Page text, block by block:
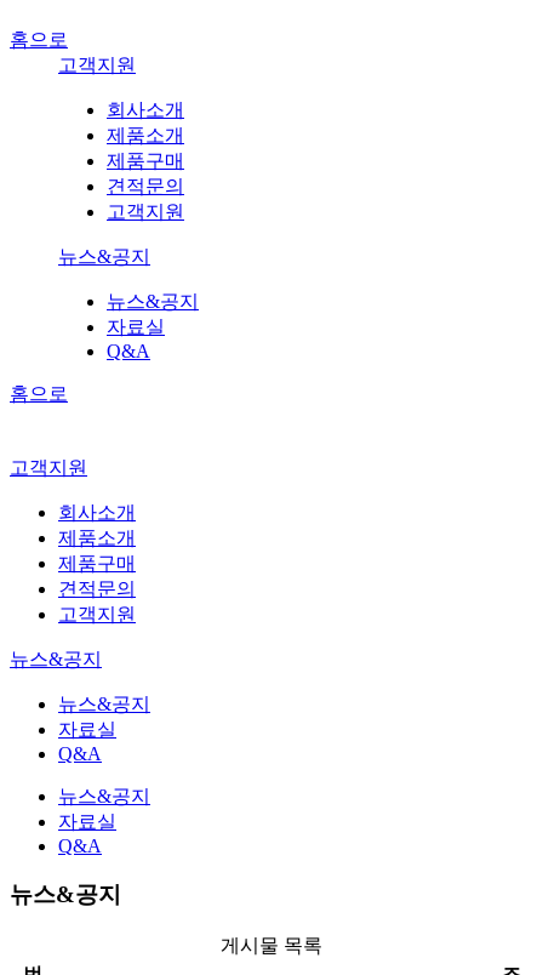
홈으로
고객지원
회사소개
제품소개
제품구매
견적문의
고객지원
뉴스&공지
뉴스&공지
자료실
Q&A
홈으로
고객지원
회사소개
제품소개
제품구매
견적문의
고객지원
뉴스&공지
뉴스&공지
자료실
Q&A
뉴스&공지
자료실
Q&A
뉴스&공지
게시물 목록